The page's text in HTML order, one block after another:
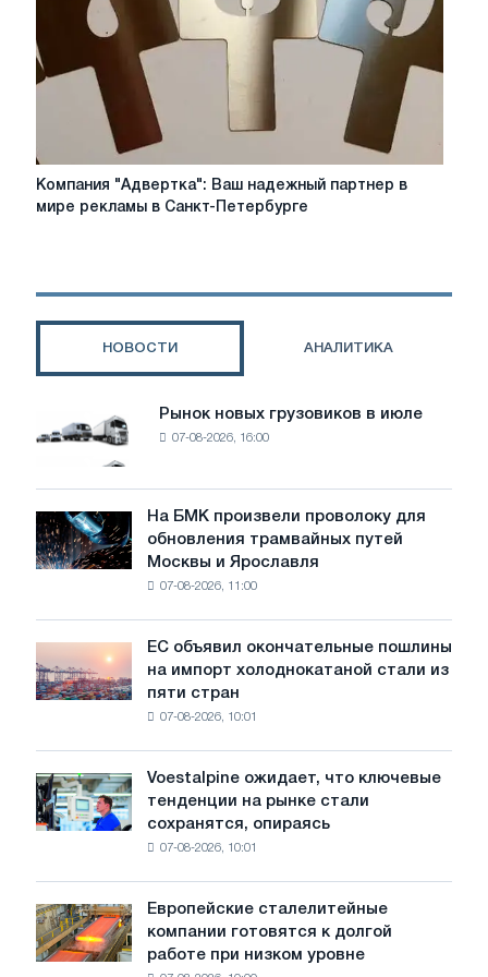
flowers”
Компания
в
Санкт-
Компания "Адвертка": Ваш надежный партнер в
мире рекламы в Санкт-Петербурге
НОВОСТИ АНАЛИТИКА
Рынок
новых
грузовиков
в
июле
Рынок новых грузовиков в июле
07-08-2026, 16:00
На
БМК
произвели
трамвайных
путей
Москвы
Ярославля
На БМК произвели проволоку для
обновления трамвайных путей
Москвы и Ярославля
07-08-2026, 11:00
объявил
окончательные
холоднокатаной
стали
из
стран
ЕС объявил окончательные пошлины
на импорт холоднокатаной стали из
пяти стран
07-08-2026, 10:01
Voestalpine
ожидает,
что
рынке
стали
сохранятся,
Voestalpine ожидает, что ключевые
тенденции на рынке стали
сохранятся, опираясь
07-08-2026, 10:01
Европейские
сталелитейные
компании
Европейские сталелитейные
компании готовятся к долгой
работе при низком уровне